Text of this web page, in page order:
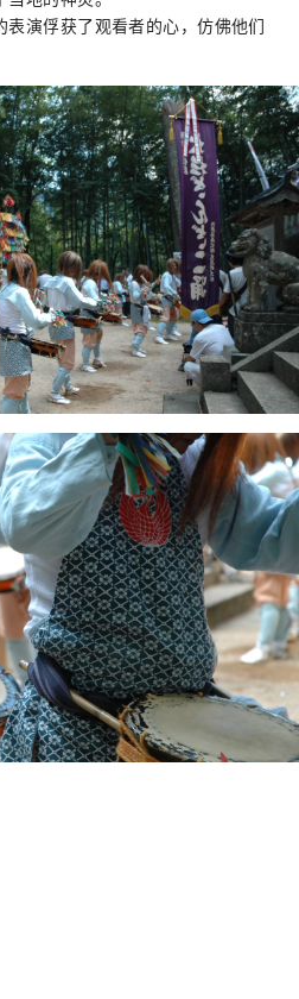
演俘获了观看者的心，仿佛他们